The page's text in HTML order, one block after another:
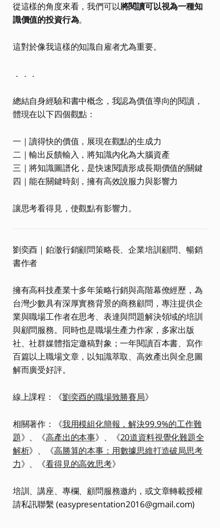
從這樣的角度來看，我們可以將閱讀可以視為一種知
識價值的投資行為。
這對於像我這樣的知識自雇者尤為重要。
．．．
總結自身經驗和書中概念，我認為價值導向的閱讀，
體現在以下四個觀點：
一｜讀得快的價值，展現在觀點的生成力
二｜輸出反饋輸入，將知識內化為大腦資產
三｜將知識圖譜化，是快速閱讀形成長期價值的關鍵
四｜能在關鍵時刻，擁有高效說服力與影響力
讓思考看得見，使觀點有影響力。
劉奕酉｜鉑澈行銷顧問策略長、企業培訓顧問、暢銷
書作者
擁有高科技產業十多年策略行銷與高階幕僚經歷，為
台灣少數具有深厚實務背景的商務顧問，專注提供企
業與職場工作者在思考、表達與問題解決領域的培訓
與顧問服務。同時也是職場生產力作家，多家出版
社、社群媒體指定邀稿對象；一年閱讀百本書、寫作
百篇以上職場文章，以知識萃取、高效產出與全息圖
解而廣受好評。
線上課程：《劉奕酉的職場致勝賽局》
相關著作：《我用模組化簡報，解決99.9%的工作難
題》、《高產出的本事》、《20道資料視覺化難題全
解析》、《高勝算的本事：用數據思維打造破局思考
力》、《看得見的高效思考》
培訓、講座、專欄、顧問服務邀約，或文章轉載授權
請私訊聯繫 (easypresentation2016@gmail.com)